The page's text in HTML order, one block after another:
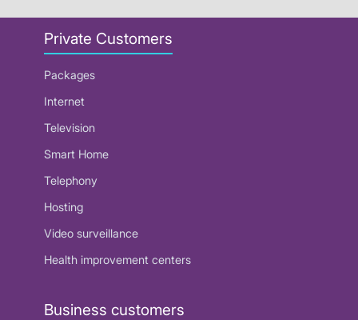
Private Customers
Packages
Internet
Television
Smart Home
Telephony
Hosting
Video surveillance
Health improvement centers
Business customers